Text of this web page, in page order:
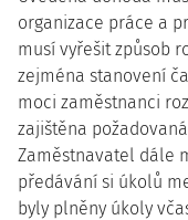
organizace práce a
musí vyřešit způsob
zejména stanovení
moci zaměstnanci
zajištěna
Zaměstnavatel dále
předávání si úkolů
byly plněny úkoly